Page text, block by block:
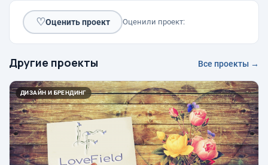
♡Оценить проект Оценили проект:
Другие проекты Все проекты →
ДИЗАЙН И БРЕНДИНГ